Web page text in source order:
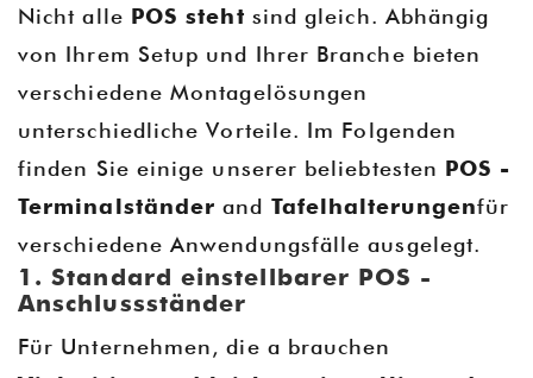
Nicht alle POS steht sind gleich. Abhängig
von Ihrem Setup und Ihrer Branche bieten
verschiedene Montagelösungen
unterschiedliche Vorteile. Im Folgenden
finden Sie einige unserer beliebtesten POS -
Terminalständer and Tafelhalterungenfür
verschiedene Anwendungsfälle ausgelegt.
1. Standard einstellbarer POS -
Anschlussständer
Für Unternehmen, die a brauchen